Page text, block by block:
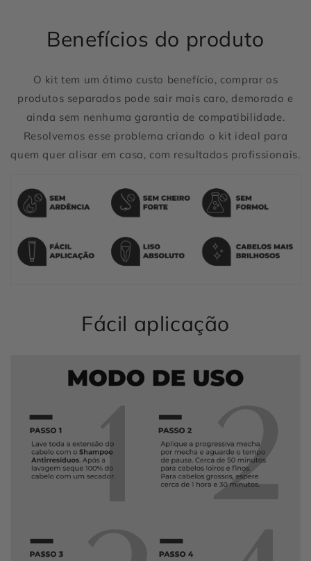
Benefícios do produto
O kit tem um ótimo custo benefício, comprar os
produtos separados pode sair mais caro, demorado e
ainda sem nenhuma garantia de compatibilidade.
Resolvemos esse problema criando o kit ideal para
quem quer alisar em casa, com resultados profissionais.
Fácil aplicação